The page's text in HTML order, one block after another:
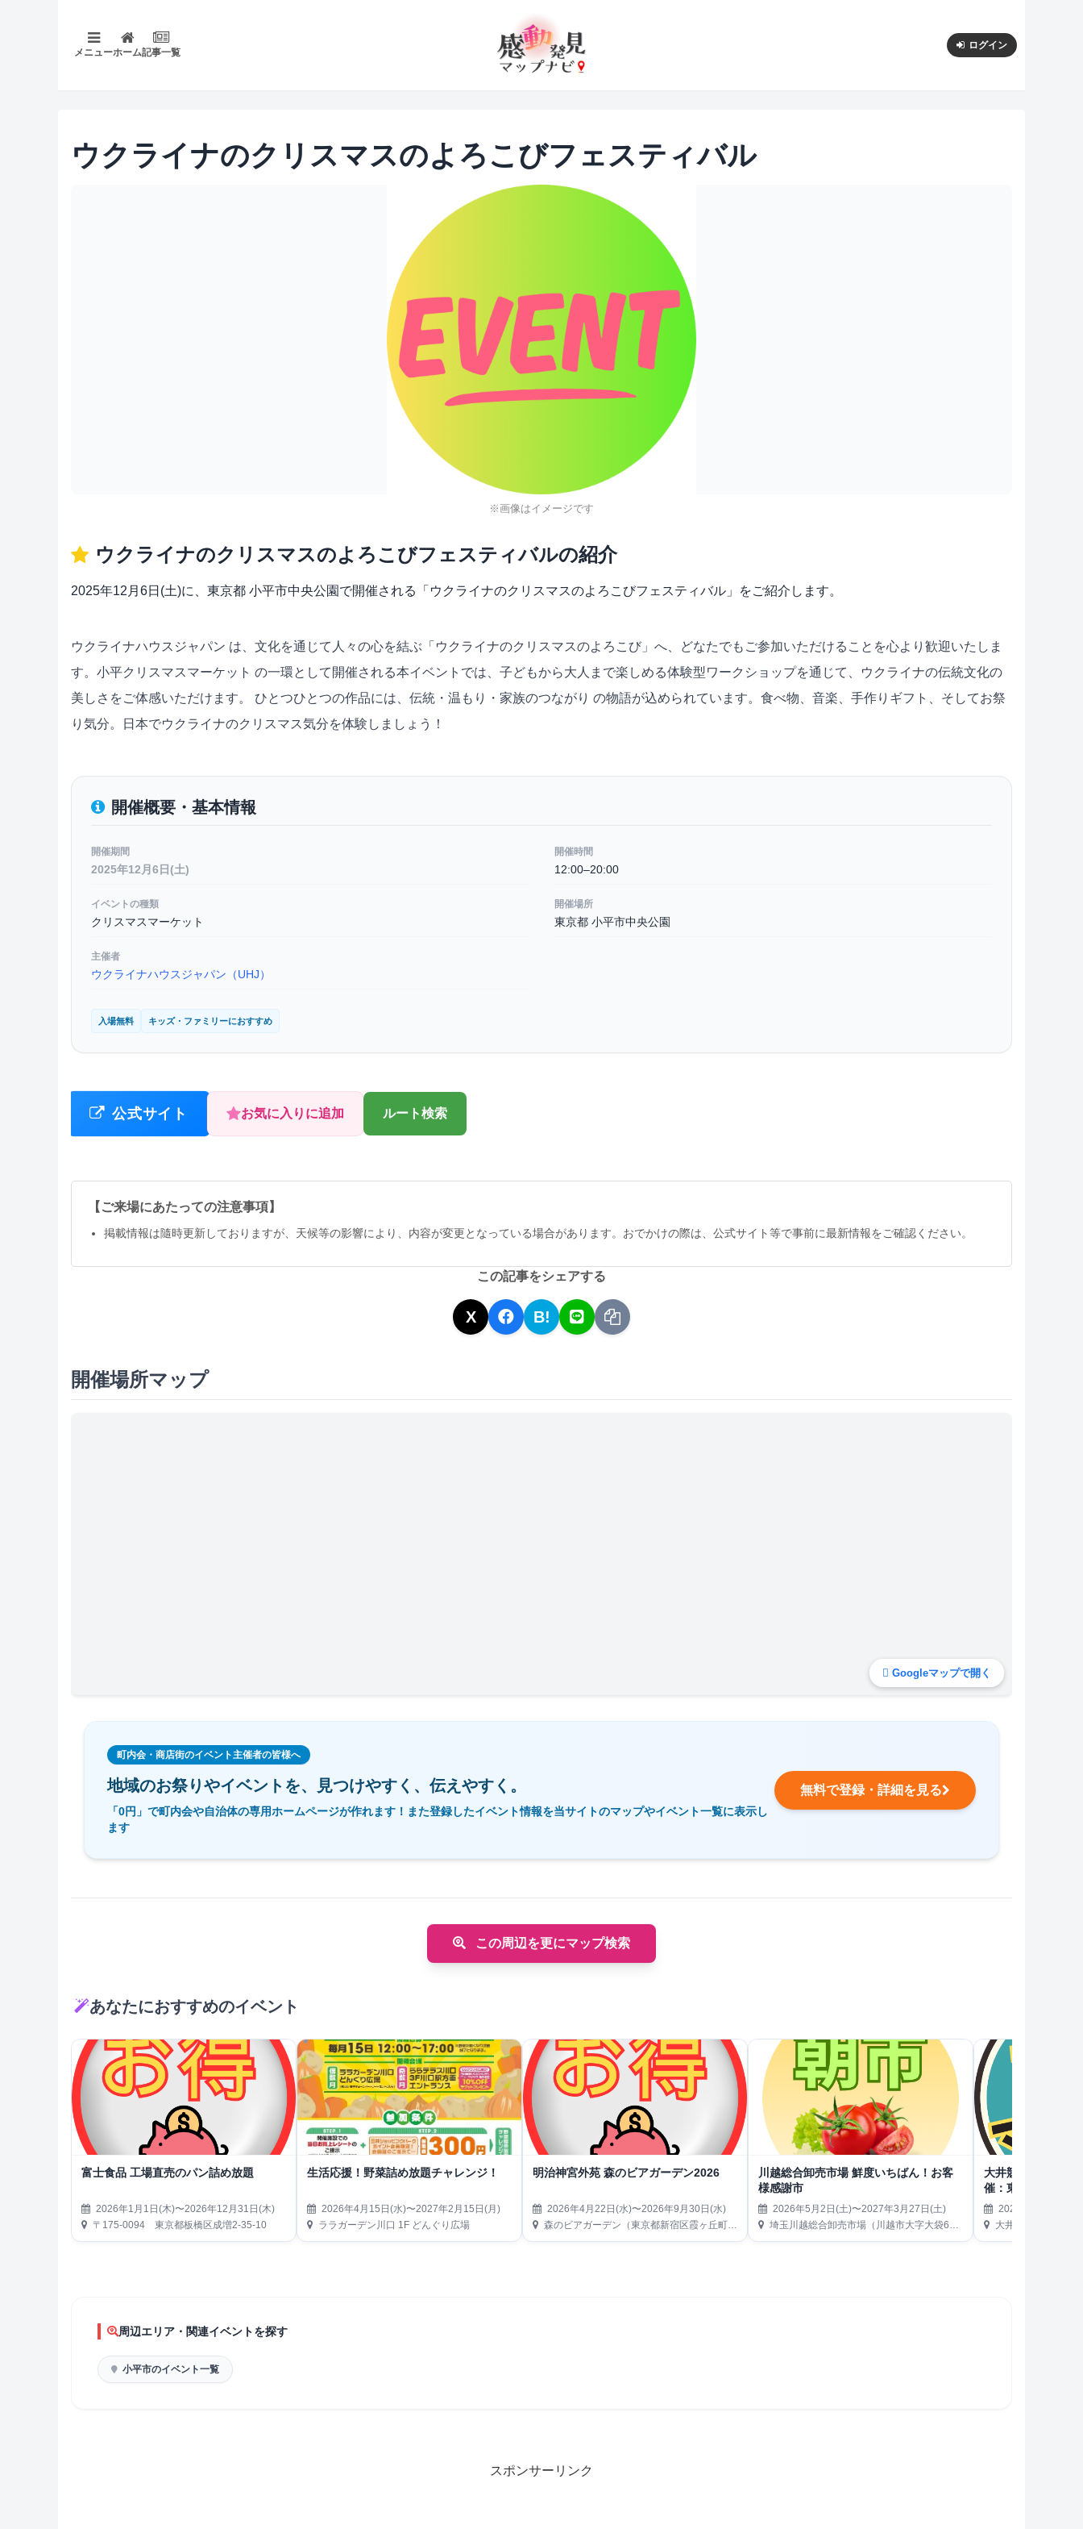
メニューホーム記事一覧
ログイン
ウクライナのクリスマスのよろこびフェスティバル
※画像はイメージです
ウクライナのクリスマスのよろこびフェスティバルの紹介
2025年12月6日(土)に、東京都 小平市中央公園で開催される「ウクライナのクリスマスのよろこびフェスティバル」をご紹介します。
ウクライナハウスジャパン は、文化を通じて人々の心を結ぶ「ウクライナのクリスマスのよろこび」へ、どなたでもご参加いただけることを心より歓迎いたしま
す。小平クリスマスマーケット の一環として開催される本イベントでは、子どもから大人まで楽しめる体験型ワークショップを通じて、ウクライナの伝統文化の
美しさをご体感いただけます。 ひとつひとつの作品には、伝統・温もり・家族のつながり の物語が込められています。食べ物、音楽、手作りギフト、そしてお祭
り気分。日本でウクライナのクリスマス気分を体験しましょう！
開催概要・基本情報
開催期間
2025年12月6日(土)
開催時間
12:00–20:00
イベントの種類
クリスマスマーケット
開催場所
東京都 小平市中央公園
主催者
ウクライナハウスジャパン（UHJ）
入場無料 キッズ・ファミリーにおすすめ
公式サイト お気に入りに追加 ルート検索
【ご来場にあたっての注意事項】
掲載情報は隨時更新しておりますが、天候等の影響により、内容が変更となっている場合があります。おでかけの際は、公式サイト等で事前に最新情報をご確認ください。
この記事をシェアする
X B!
開催場所マップ
Googleマップで開く
町内会・商店街のイベント主催者の皆様へ
地域のお祭りやイベントを、 見つけやすく、伝えやすく。
「0円」で町内会や自治体の専用ホームページが作れます！また登録したイベント情報を当サイトのマップやイベント一覧に表示し
ます
無料で登録・詳細を見る
この周辺を更にマップ検索
あなたにおすすめのイベント
富士食品 工場直売のパン詰め放題
2026年1月1日(木)〜2026年12月31日(木)
〒175-0094 東京都板橋区成増2-35-10
生活応援！野菜詰め放題チャレンジ！
2026年4月15日(水)〜2027年2月15日(月)
ララガーデン川口 1F どんぐり広場
明治神宮外苑 森のビアガーデン2026
2026年4月22日(水)〜2026年9月30日(水)
森のビアガーデン（東京都新宿区霞ヶ丘町14-13 神宮外苑にこにこパーク内）
川越総合卸売市場 鮮度いちばん！お客
様感謝市
2026年5月2日(土)〜2027年3月27日(土)
埼玉川越総合卸売市場（川越市大字大袋650）
大井競馬場Tokyo
催：東京リサイク
2026年5月2日(土)
大井競馬場 第1駐車
周辺エリア・関連イベントを探す
小平市のイベント一覧
スポンサーリンク